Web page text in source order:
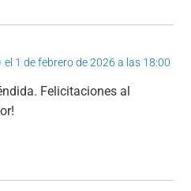
el 1 de febrero de 2026 a las 18:00
Felicitaciones al